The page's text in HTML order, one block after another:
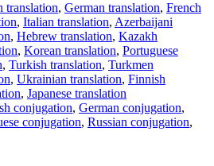
translation, German translation, French
, Italian translation, Azerbaijani
, Hebrew translation, Kazakh
, Korean translation, Portuguese
, Turkish translation, Turkmen
, Ukrainian translation, Finnish
, Japanese translation
conjugation, German conjugation,
conjugation, Russian conjugation,